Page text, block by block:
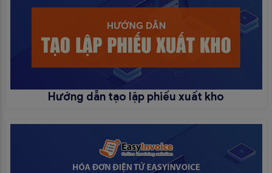
Hướng dẫn tạo lập phiếu xuất kho